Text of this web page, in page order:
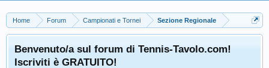
Home Forum Campionati e Tornei Sezione Regionale
Benvenuto/a sul forum di Tennis-Tavolo.com!
Iscriviti è GRATUITO!